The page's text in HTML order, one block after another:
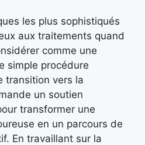
les plus sophistiqués
aux traitements quand
comme une
simple procédure
transition vers la
un soutien
transformer une
en un parcours de
En travaillant sur la